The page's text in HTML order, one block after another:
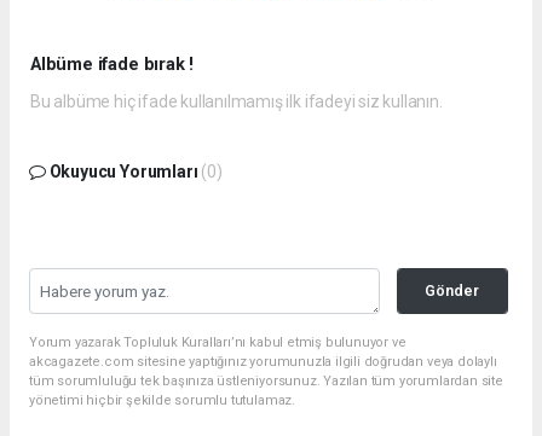
Albüme ifade bırak !
Bu albüme hiç ifade kullanılmamış ilk ifadeyi siz kullanın.
Okuyucu Yorumları (0)
Gönder
Yorum yazarak Topluluk Kuralları’nı kabul etmiş bulunuyor ve
akcagazete.com sitesine yaptığınız yorumunuzla ilgili doğrudan veya dolaylı
tüm sorumluluğu tek başınıza üstleniyorsunuz. Yazılan tüm yorumlardan site
yönetimi hiçbir şekilde sorumlu tutulamaz.